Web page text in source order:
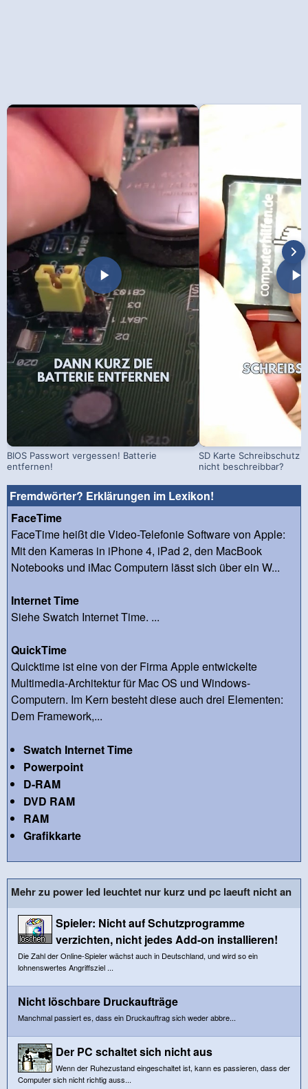
BIOS Passwort vergessen! Batterie
entfernen!
SD Karte Schreibschutz
nicht beschreibbar?
Fremdwörter? Erklärungen im Lexikon!
FaceTime
FaceTime heißt die Video-Telefonie Software von Apple:
Mit den Kameras in iPhone 4, iPad 2, den MacBook
Notebooks und iMac Computern lässt sich über ein W...
Internet Time
Siehe Swatch Internet Time. ...
QuickTime
Quicktime ist eine von der Firma Apple entwickelte
Multimedia-Architektur für Mac OS und Windows-
Computern. Im Kern besteht diese auch drei Elementen:
Dem Framework,...
Swatch Internet Time
Powerpoint
D-RAM
DVD RAM
RAM
Grafikkarte
Mehr zu power led leuchtet nur kurz und pc laeuft nicht an
Spieler: Nicht auf Schutzprogramme
verzichten, nicht jedes Add-on installieren!
Die Zahl der Online-Spieler wächst auch in Deutschland, und wird so ein
lohnenswertes Angriffsziel ...
Nicht löschbare Druckaufträge
Manchmal passiert es, dass ein Druckauftrag sich weder abbre...
Der PC schaltet sich nicht aus
Wenn der Ruhezustand eingeschaltet ist, kann es passieren, dass der
Computer sich nicht richtig auss...